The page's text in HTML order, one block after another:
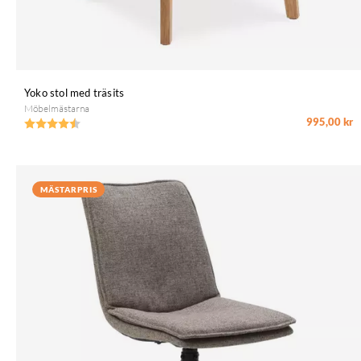
Yoko stol med träsits
Möbelmästarna
Betyg:
4.3 utav 5 stjärnor
995,00 kr
MÄSTARPRIS